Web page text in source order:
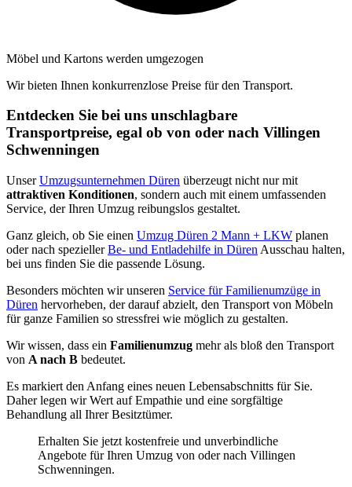
Möbel und Kartons werden umgezogen
Wir bieten Ihnen konkurrenzlose Preise für den Transport.
Entdecken Sie bei uns unschlagbare
Transportpreise, egal ob von oder nach Villingen
Schwenningen⁠
UnserUmzugsunternehmen Düren überzeugt nicht nur mit
attraktiven Konditionen, sondern auch mit einem umfassenden
Service, der Ihren Umzug reibungslos gestaltet.
Ganz gleich, ob Sie einen Umzug Düren 2 Mann + LKW planen
oder nach speziellerBe- und Entladehilfe in Düren Ausschau halten,
bei uns finden Sie die passende Lösung.
Besonders möchten wir unseren Service für Familienumzüge in
Düren hervorheben, der darauf abzielt, den Transport von Möbeln
für ganze Familien so stressfrei wie möglich zu gestalten.
Wir wissen, dass ein Familienumzug mehr als bloß den Transport
von A nach B bedeutet.
Es markiert den Anfang eines neuen Lebensabschnitts für Sie.
Daher legen wir Wert auf Empathie und eine sorgfältige
Behandlung all Ihrer Besitztümer.
Erhalten Sie jetzt kostenfreie und unverbindliche
Angebote für Ihren Umzug von oder nach Villingen
Schwenningen⁠.